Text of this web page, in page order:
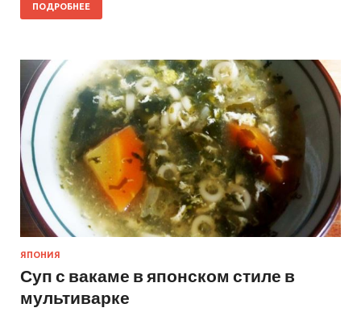
ПОДРОБНЕЕ
ЯПОНИЯ
Суп с вакаме в японском стиле в
мультиварке